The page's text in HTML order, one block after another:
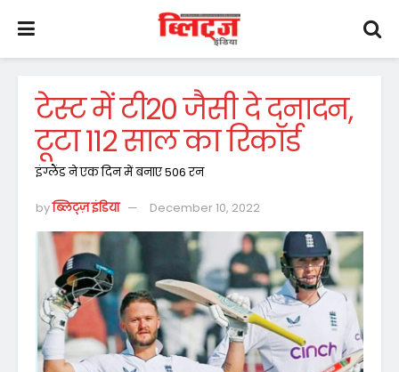
टेस्ट में टी20 जैसी दे दनादन,
टूटा 112 साल का रिकॉर्ड
इंग्लैंड ने एक दिन में बनाए 506 रन
byब्लिट्ज़ इंडिया December 10, 2022